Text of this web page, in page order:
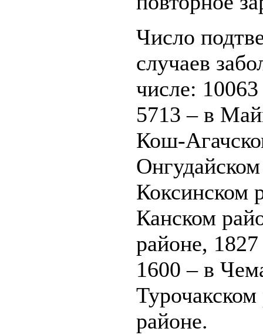
Число
случаев
числе:
5713 – в
Кош-
Коксинском
Канском
районе,
1600 – в
районе.